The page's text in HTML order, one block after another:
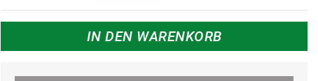
IN DEN WARENKORB